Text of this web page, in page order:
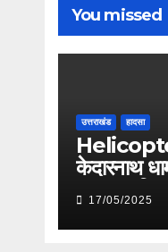
You missed
उत्तराखंड हादसा
केदारनाथ
सवार सुरक्षित
17/05/2025